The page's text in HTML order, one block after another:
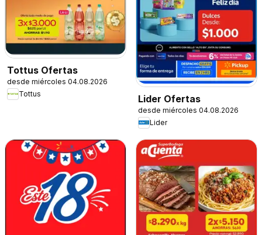
Tottus Ofertas
desde miércoles 04.08.2026
Tottus
Lider Ofertas
desde miércoles 04.08.2026
Lider